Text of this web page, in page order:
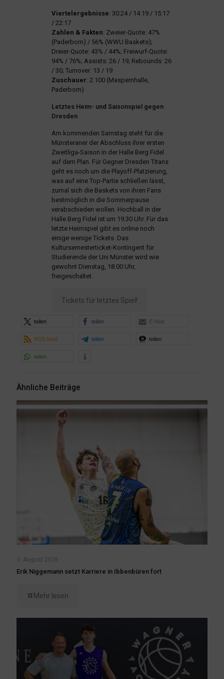
Viertelergebnisse: 30:24 / 14:19 / 15:17
/ 22:17
Zahlen & Fakten: Zweier-Quote: 47%
(Paderborn) / 56% (WWU Baskets);
Dreier-Quote: 43% / 44%; Freiwurf-Quote:
94% / 76%; Assists: 26 / 19; Rebounds: 26
/ 30; Turnover: 13 / 19
Zuschauer: 2.100 (Maspernhalle,
Paderborn)
Letztes Heim- und Saisonspiel gegen
Dresden
Am kommenden Samstag steht für die
Münsteraner der Abschluss ihrer ersten
Zweitliga-Saison in der Halle Berg Fidel
auf dem Plan. Für Gegner Dresden Titans
geht es noch um die Playoff-Platzierung,
was auf eine Top-Partie schließen lässt,
zumal sich die Baskets von ihren Fans
bestmöglich in die Sommerpause
verabschieden wollen. Hochball in der
Halle Berg Fidel ist um 19.30 Uhr. Für das
letzte Heimspiel gibt es online noch
einige wenige Tickets. Das
Kultursemesterticket-Kontingent für
Studierende der Uni Münster wird wie
gewohnt Dienstag, 18.00 Uhr,
freigeschaltet.
Tickets für letztes Spiel!
teilen teilen E-Mail
RSS-feed teilen teilen
teilen
Ähnliche Beiträge
3. August 2026
Erik Niggemann setzt Karriere in Ibbenbüren fort
Mehr lesen